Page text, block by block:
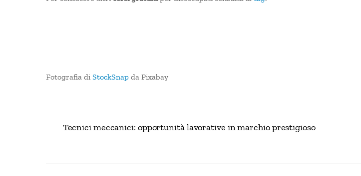
Fotografia di StockSnap da Pixabay
Tecnici meccanici: opportunità lavorative in marchio prestigioso